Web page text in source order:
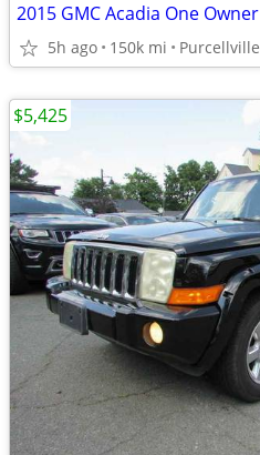
5h ago 150k mi Purcellville
$5,425